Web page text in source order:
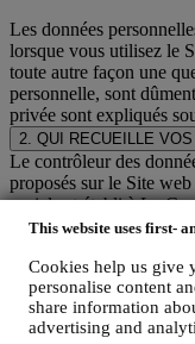
This website uses first-
Cookies help us give
personalise content
share information
advertising and
Les données
lorsque vous utilisez le
toute autre façon une
personnelle, sont
privée sont expliqués
2. QUI RECUEILLE
Le contrôleur des
proposés sur le Site
social est établi à Le
Bruxelles, Belgique.
notre part, vous ferez
consommateurs du
conjointement, par Le
siège social est situé à